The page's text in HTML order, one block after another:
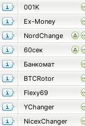
001K
Ex-Money
NordChange
60сек
Банкомат
BTCRotor
Flexy69
YChanger
NicexChanger